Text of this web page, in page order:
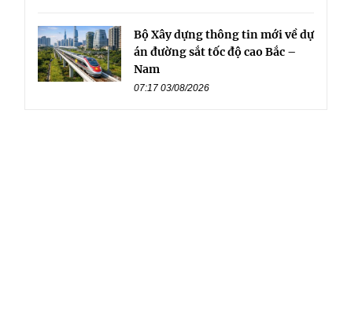
Bộ Xây dựng thông tin mới về dự
án đường sắt tốc độ cao Bắc –
Nam
07:17 03/08/2026